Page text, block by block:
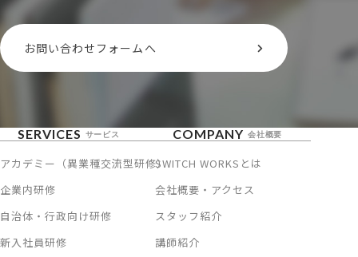
お問い合わせフォームへ
SERVICES サービス
アカデミー（異業種交流型研修）
企業内研修
自治体・行政向け研修
新入社員研修
COMPANY 会社概要
SWITCH WORKSとは
会社概要・アクセス
スタッフ紹介
講師紹介